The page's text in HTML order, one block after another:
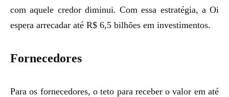
com aquele credor diminui. Com essa estratégia, a Oi
espera arrecadar até R$ 6,5 bilhões em investimentos.
Fornecedores
Para os fornecedores, o teto para receber o valor em até